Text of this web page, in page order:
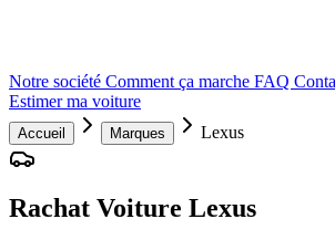
Notre société Comment ça marche FAQ
Estimer ma voiture
Accueil Marques Lexus
Rachat Voiture Lexus